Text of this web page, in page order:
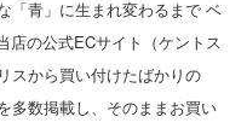
「青」に生まれ変わるまで ベ
店の公式ECサイト（ケントス
スから買い付けたばかりの
多数掲載し、そのままお買い